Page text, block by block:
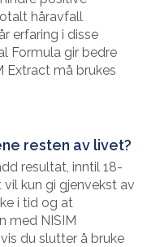
håravfall
erfaring i disse
Formula gir bedre
Extract må brukes
resten av livet?
resultat, inntil 18-
vil kun gi gjenvekst av
i tid og at
med NISIM
du slutter å bruke